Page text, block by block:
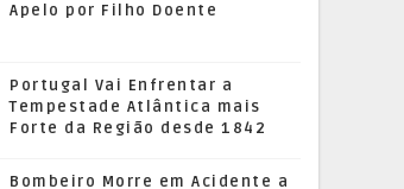
Apelo por Filho Doente
Portugal Vai Enfrentar a
Tempestade Atlântica mais
Forte da Região desde 1842
Bombeiro Morre em Acidente a